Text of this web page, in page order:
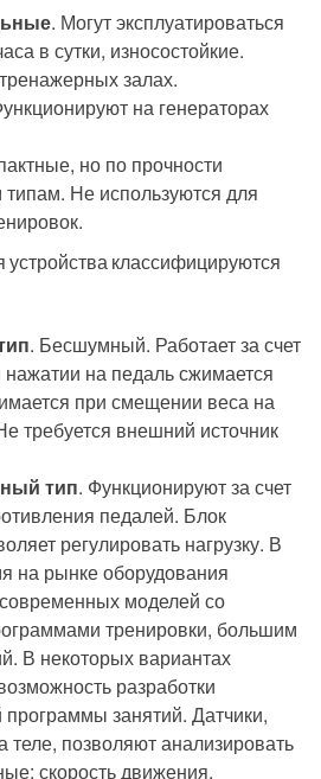
. Могут эксплуатироваться
в сутки, износостойкие.
залах.
на генераторах
но по прочности
типам. Не используются для
устройства классифицируются
. Бесшумный. Работает за счет
на педаль сжимается
при смещении веса на
требуется внешний источник
тип. Функционируют за счет
педалей. Блок
регулировать нагрузку. В
на рынке оборудования
моделей со
тренировки, большим
В некоторых вариантах
разработки
занятий. Датчики,
теле, позволяют анализировать
скорость движения,